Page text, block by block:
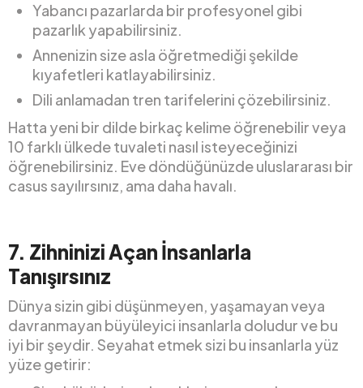
Yabancı pazarlarda bir profesyonel gibi
pazarlık yapabilirsiniz.
Annenizin size asla öğretmediği şekilde
kıyafetleri katlayabilirsiniz.
Dili anlamadan tren tarifelerini çözebilirsiniz.
Hatta yeni bir dilde birkaç kelime öğrenebilir veya
10 farklı ülkede tuvaleti nasıl isteyeceğinizi
öğrenebilirsiniz. Eve döndüğünüzde uluslararası bir
casus sayılırsınız, ama daha havalı.
7. Zihninizi Açan İnsanlarla
Tanışırsınız
Dünya sizin gibi düşünmeyen, yaşamayan veya
davranmayan büyüleyici insanlarla doludur ve bu
iyi bir şeydir. Seyahat etmek sizi bu insanlarla yüz
yüze getirir: